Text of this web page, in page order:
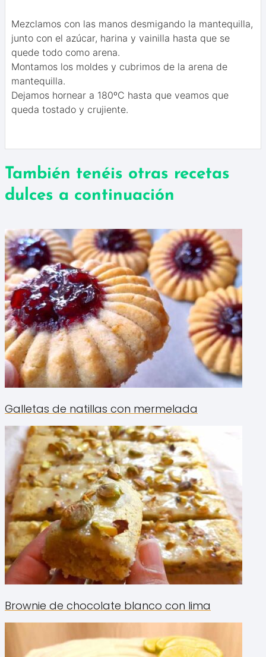
Mezclamos con las manos desmigando la mantequilla,
junto con el azúcar, harina y vainilla hasta que se
quede todo como arena.
Montamos los moldes y cubrimos de la arena de
mantequilla.
Dejamos hornear a 180ºC hasta que veamos que
queda tostado y crujiente.
También tenéis otras recetas
dulces a continuación
Galletas de natillas con mermelada
Brownie de chocolate blanco con lima